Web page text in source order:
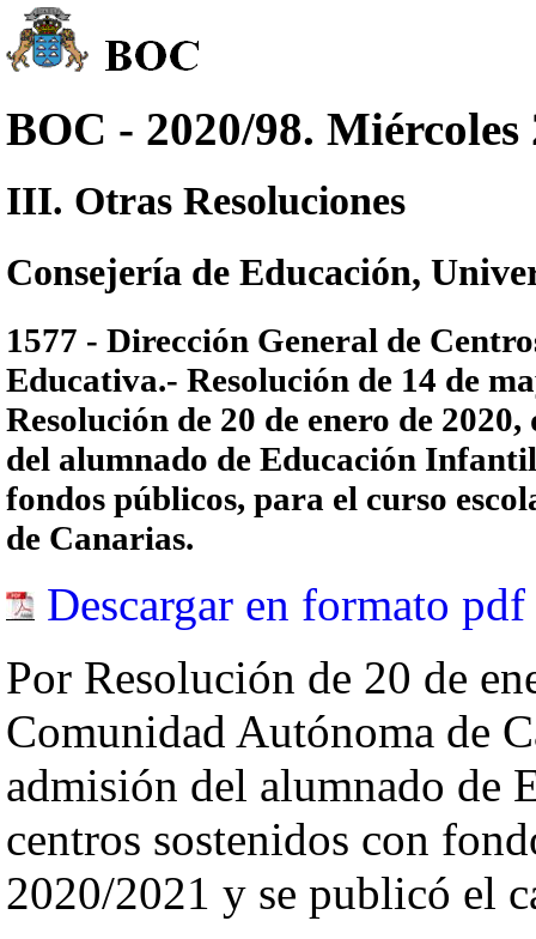
BOC - 2020/98.
III. Otras Resoluciones
Consejería de Educación,
1577 - Dirección General de
Educativa.- Resolución de 14 de
Resolución de 20 de enero de
del alumnado de Educación
fondos públicos, para el curso
de Canarias.
Descargar en formato pdf
Por Resolución de 20 de
Comunidad Autónoma de
admisión del alumnado de
centros sostenidos con
2020/2021 y se publicó el